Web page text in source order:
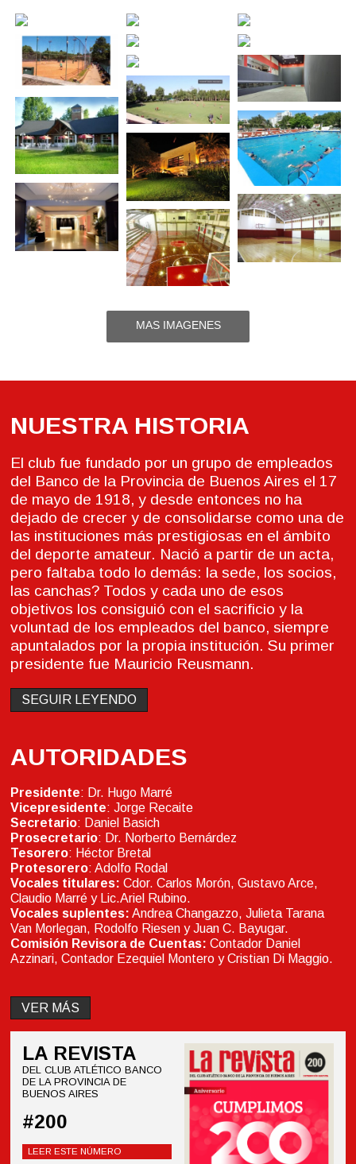
MAS IMAGENES
NUESTRA HISTORIA
El club fue fundado por un grupo de empleados
del Banco de la Provincia de Buenos Aires el 17
de mayo de 1918, y desde entonces no ha
dejado de crecer y de consolidarse como una de
las instituciones más prestigiosas en el ámbito
del deporte amateur. Nació a partir de un acta,
pero faltaba todo lo demás: la sede, los socios,
las canchas? Todos y cada uno de esos
objetivos los consiguió con el sacrificio y la
voluntad de los empleados del banco, siempre
apuntalados por la propia institución. Su primer
presidente fue Mauricio Reusmann.
SEGUIR LEYENDO
AUTORIDADES
Presidente: Dr. Hugo Marré
Vicepresidente: Jorge Recaite
Secretario: Daniel Basich
Prosecretario: Dr. Norberto Bernárdez
Tesorero: Héctor Bretal
Protesorero: Adolfo Rodal
Vocales titulares:Cdor. Carlos Morón, Gustavo Arce,
Claudio Marré y Lic.Ariel Rubino.
Vocales suplentes: Andrea Changazzo, Julieta Tarana
Van Morlegan, Rodolfo Riesen y Juan C. Bayugar.
Comisión Revisora de Cuentas:Contador Daniel
Azzinari, Contador Ezequiel Montero y Cristian Di Maggio.
VER MÁS
LA REVISTA
DEL CLUB ATLÉTICO BANCO
DE LA PROVINCIA DE
BUENOS AIRES
#200
LEER ESTE NÚMERO